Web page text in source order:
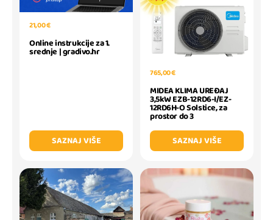
21,00 €
Online instrukcije za 1.
srednje | gradivo.hr
SAZNAJ VIŠE
765,00 €
MIDEA KLIMA UREĐAJ
3,5kW EZB-12RD6-I/EZ-
12RD6H-O Solstice, za
prostor do 3
SAZNAJ VIŠE